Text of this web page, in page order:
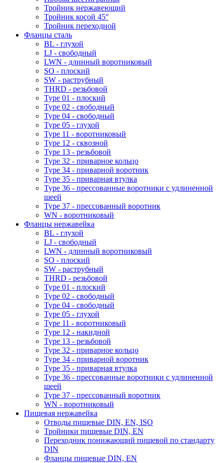
Тройник нержавеющий
Тройник косой 45°
Тройник переходной
Фланцы сталь
BL - глухой
LJ - свободный
LWN - длинный воротниковый
SO - плоский
SW - раструбный
THRD - резьбовой
Type 01 - плоский
Type 02 - свободный
Type 04 - свободный
Type 05 - глухой
Type 11 - воротниковый
Type 12 - сквозной
Type 13 - резьбовой
Type 32 - приварное кольцо
Type 34 - приварной воротник
Type 35 - приварная втулка
Type 36 - прессованные воротники с удлиненной
шеей
Type 37 - прессованный воротник
WN - воротниковый
Фланцы нержавейка
BL - глухой
LJ - свободный
LWN - длинный воротниковый
SO - плоский
SW - раструбный
THRD - резьбовой
Type 01 - плоский
Type 02 - свободный
Type 04 - свободный
Type 05 - глухой
Type 11 - воротниковый
Type 12 - накидной
Type 13 - резьбовой
Type 32 - приварное кольцо
Type 34 - приварной воротник
Type 35 - приварная втулка
Type 36 - прессованные воротники с удлиненной
шеей
Type 37 - прессованный воротник
WN - воротниковый
Пищевая нержавейка
Отводы пищевые DIN, EN, ISO
Тройники пищевые DIN, EN
Переходник понижающий пищевой по стандарту
DIN
Фланцы пищевые DIN, EN